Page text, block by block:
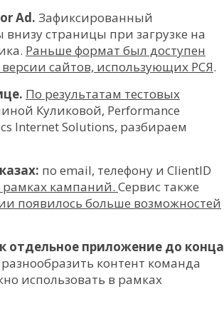
Ad. Зафиксированный
страницы при загрузке на
Раньше формат был доступен
сайтов, использующих РСЯ.
По результатам тестовых
Куликовой, Performance
Internet Solutions, разбираем
по email, телефону и ClientID
рамках кампаний. Сервис также
появилось больше возможностей
отдельное приложение до конца
разнообразить контент команда
использовать в рамках